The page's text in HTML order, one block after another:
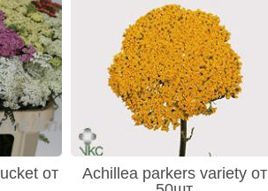
от
Achillea parkers variety от